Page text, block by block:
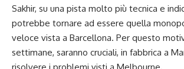
Sakhir, su una pista molto più tecnica e
potrebbe tornare ad essere quella
veloce vista a Barcellona. Per questo
settimane, saranno cruciali, in fabbrica a
risolvere i problemi visti a Melbourne.